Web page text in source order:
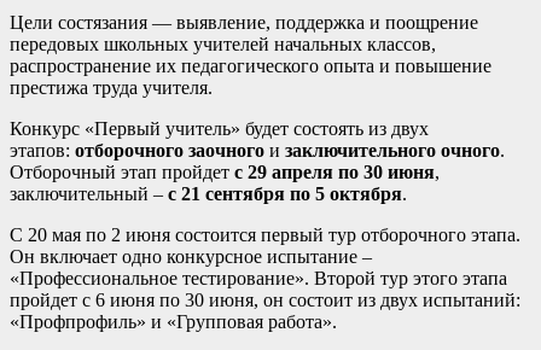
Цели состязания — выявление, поддержка и поощрение
передовых школьных учителей начальных классов,
распространение их педагогического опыта и повышение
престижа труда учителя.
Конкурс «Первый учитель» будет состоять из двух
этапов: отборочного заочного и заключительного очного.
Отборочный этап пройдет с 29 апреля по 30 июня,
заключительный – с 21 сентября по 5 октября.
С 20 мая по 2 июня состоится первый тур отборочного этапа.
Он включает одно конкурсное испытание –
«Профессиональное тестирование». Второй тур этого этапа
пройдет с 6 июня по 30 июня, он состоит из двух испытаний:
«Профпрофиль» и «Групповая работа».